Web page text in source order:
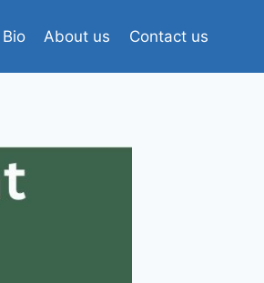
Bio About us Contact us